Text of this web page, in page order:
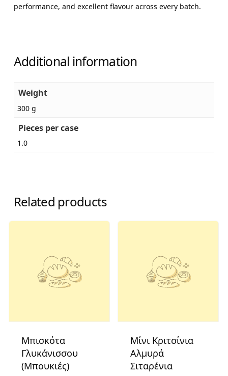
performance, and excellent flavour across every batch.
Additional information
Weight
300 g
Pieces per case
1.0
Related products
Μπισκότα
Γλυκάνισσου
(Μπουκιές)
Μίνι Κριτσίνια
Αλμυρά
Σιταρένια